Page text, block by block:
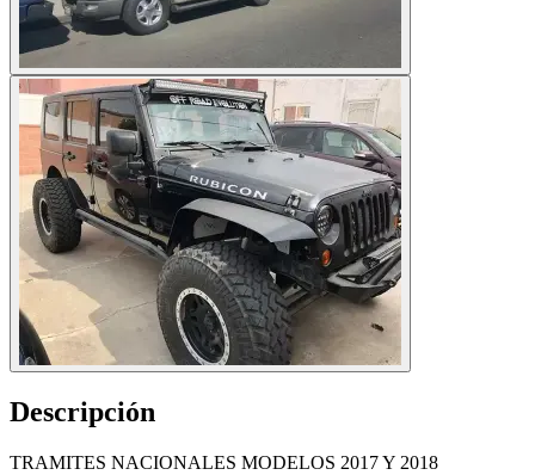
Descripción
TRAMITES NACIONALES MODELOS 2017 Y 2018